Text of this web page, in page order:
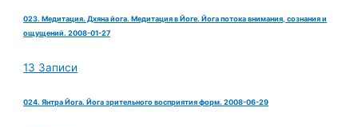
023. Медитация. Дхяна йога. Медитация в Йоге. Йога потока внимания, сознания и
ощущений. 2008-01-27
13 Записи
024. Янтра Йога. Йога зрительного восприятия форм. 2008-06-29